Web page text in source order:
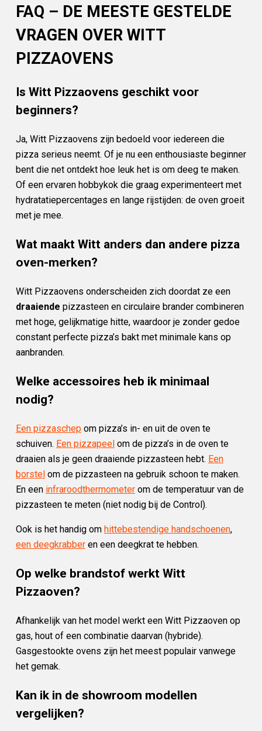
FAQ – DE MEESTE GESTELDE
VRAGEN OVER WITT
PIZZAOVENS
Is Witt Pizzaovens geschikt voor
beginners?
Ja, Witt Pizzaovens zijn bedoeld voor iedereen die
pizza serieus neemt. Of je nu een enthousiaste beginner
bent die net ontdekt hoe leuk het is om deeg te maken.
Of een ervaren hobbykok die graag experimenteert met
hydratatiepercentages en lange rijstijden: de oven groeit
met je mee.
Wat maakt Witt anders dan andere pizza
oven-merken?
Witt Pizzaovens onderscheiden zich doordat ze een
draaiende pizzasteen en circulaire brander combineren
met hoge, gelijkmatige hitte, waardoor je zonder gedoe
constant perfecte pizza’s bakt met minimale kans op
aanbranden.
Welke accessoires heb ik minimaal
nodig?
Een pizzaschepom pizza’s in- en uit de oven te
schuiven. Een pizzapeel om de pizza’s in de oven te
draaien als je geen draaiende pizzasteen hebt. Een
borstel om de pizzasteen na gebruik schoon te maken.
En een infraroodthermometerom de temperatuur van de
pizzasteen te meten (niet nodig bij de Control).
Ook is het handig om hittebestendige handschoenen,
een deegkrabberen een deegkrat te hebben.
Op welke brandstof werkt Witt
Pizzaoven?
Afhankelijk van het model werkt een Witt Pizzaoven op
gas, hout of een combinatie daarvan (hybride).
Gasgestookte ovens zijn het meest populair vanwege
het gemak.
Kan ik in de showroom modellen
vergelijken?